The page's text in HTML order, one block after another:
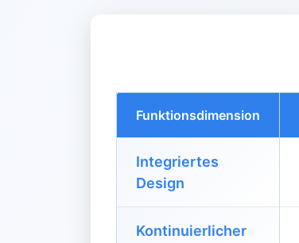
Funktionsdimension
Integriertes
Design
Kontinuierlicher